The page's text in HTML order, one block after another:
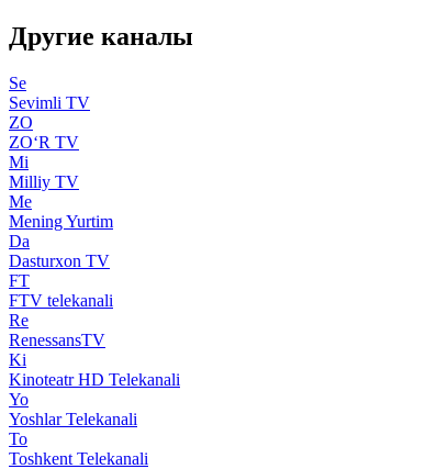
Другие каналы
Se
Sevimli TV
ZO
ZO‘R TV
Mi
Milliy TV
Me
Mening Yurtim
Da
Dasturxon TV
FT
FTV telekanali
Re
RenessansTV
Ki
Kinoteatr HD Telekanali
Yo
Yoshlar Telekanali
To
Toshkent Telekanali